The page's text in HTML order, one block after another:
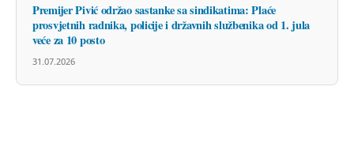
Premijer Pivić održao sastanke sa sindikatima: Plaće
prosvjetnih radnika, policije i državnih službenika od 1. jula
veće za 10 posto
31.07.2026